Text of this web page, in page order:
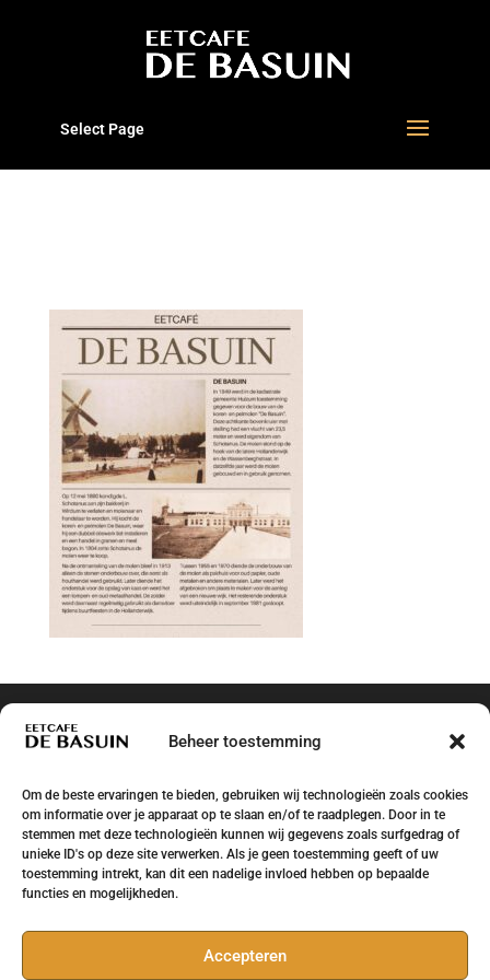
Beheer toestemming
Om de beste ervaringen te bieden, gebruiken wij technologieën zoals cookies
om informatie over je apparaat op te slaan en/of te raadplegen. Door in te
stemmen met deze technologieën kunnen wij gegevens zoals surfgedrag of
unieke ID's op deze site verwerken. Als je geen toestemming geeft of uw
toestemming intrekt, kan dit een nadelige invloed hebben op bepaalde
functies en mogelijkheden.
Accepteren
Select Page